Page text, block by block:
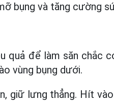
bụng và tăng cường
quả để làm săn chắc
vùng bụng dưới.
giữ lưng thẳng. Hít